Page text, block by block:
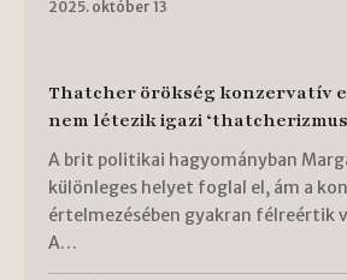
2025. október 13
Thatcher örökség konzervatív
nem létezik igazi
A brit politikai hagyományban
különleges helyet foglal el, ám a
értelmezésében gyakran félreértik
A…